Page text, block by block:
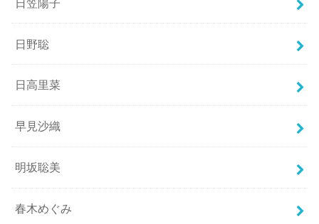
日野聡
日高里菜
早見沙織
明坂聡美
春木めぐみ